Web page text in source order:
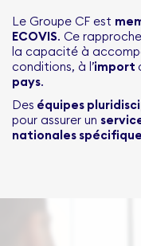
Le Groupe CF est
ECOVIS. Ce
la capacité à
conditions, à l’import
pays.
Des équipes
pour assurer un
nationales